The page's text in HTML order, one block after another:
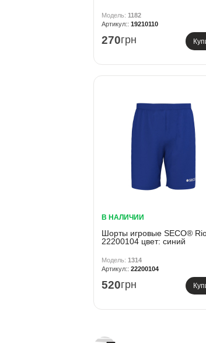
1182
19210110
270грн
В НАЛИЧИИ
Шорты игровые SECO®
22200104 цвет: синий
1314
22200104
520грн